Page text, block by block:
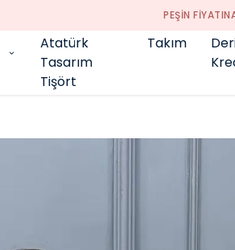
Atatürk
Tasarım
Tişört
Takım